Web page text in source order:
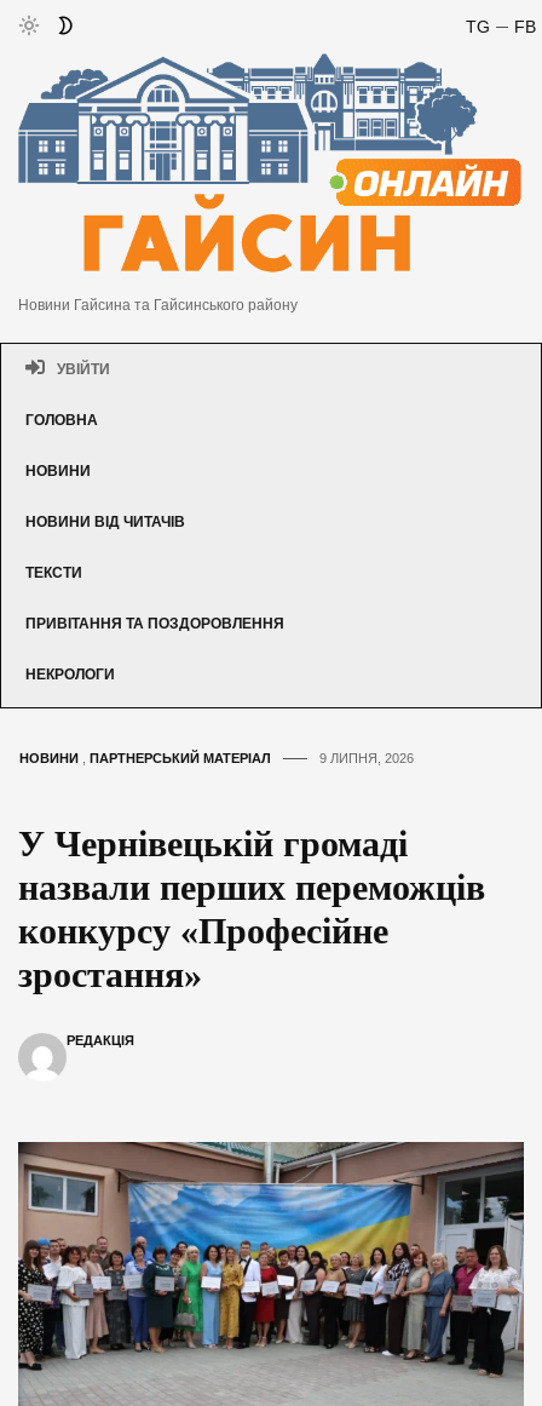
FB
TG
Новини Гайсина та Гайсинського району
УВІЙТИ
ГОЛОВНА
НОВИНИ
НОВИНИ ВІД ЧИТАЧІВ
ТЕКСТИ
ПРИВІТАННЯ ТА ПОЗДОРОВЛЕННЯ
НЕКРОЛОГИ
НОВИНИ ПАРТНЕРСЬКИЙ МАТЕРІАЛ 9 ЛИПНЯ, 2026
У Чернівецькій громаді
назвали перших переможців
конкурсу «Професійне
зростання»
РЕДАКЦІЯ